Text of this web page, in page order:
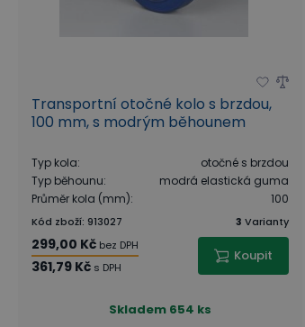
Transportní otočné kolo s brzdou,
100 mm, s modrým běhounem
Typ kola:
otočné s brzdou
Typ běhounu:
modrá elastická guma
Průměr kola (mm): 100
Kód zboží: 913027 3 Varianty
299,00 Kč bez DPH
361,79 Kč s DPH
Koupit
Skladem 654 ks